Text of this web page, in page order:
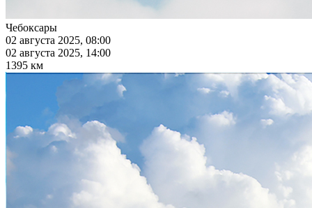
Чебоксары
02 августа 2025, 08:00
02 августа 2025, 14:00
1395 км